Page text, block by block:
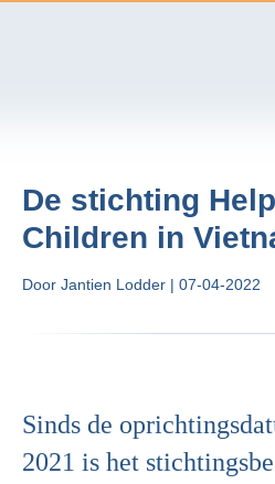
De stichting
Children in
Door Jantien Lodder | 07-04-2022
Sinds de
2021 is het